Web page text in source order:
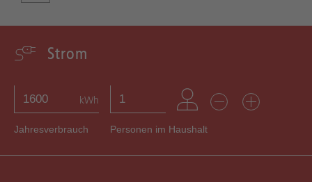
Strom
kWh
Jahresverbrauch Personen im Haushalt